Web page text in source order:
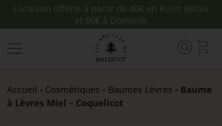
Livraison offerte à partir de 40€ en Point Relais
et 60€ à Domicile
Accueil - Cosmétiques - Baumes Lèvres - Baume
à Lèvres Miel – Coquelicot